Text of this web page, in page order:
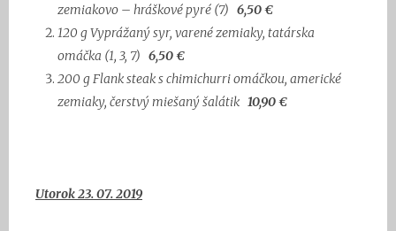
zemiakovo – hráškové pyré (7) 6,50 €
120 gVyprážaný syr, varené zemiaky, tatárska
omáčka (1, 3, 7) 6,50 €
200 gFlank steak s chimichurri omáčkou, americké
zemiaky, čerstvý miešaný šalátik 10,90 €
Utorok 23. 07. 2019